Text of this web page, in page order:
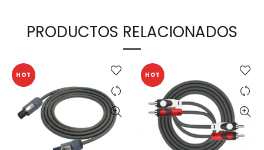
PRODUCTOS RELACIONADOS
HOT HOT